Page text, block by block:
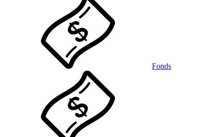
Fonds